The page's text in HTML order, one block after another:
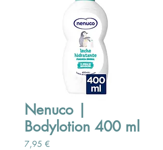
Nenuco |
Bodylotion 400 ml
7,95 €